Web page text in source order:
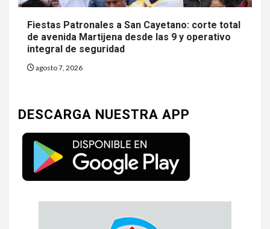
Fiestas Patronales a San Cayetano: corte total
de avenida Martijena desde las 9 y operativo
integral de seguridad
agosto 7, 2026
DESCARGA NUESTRA APP